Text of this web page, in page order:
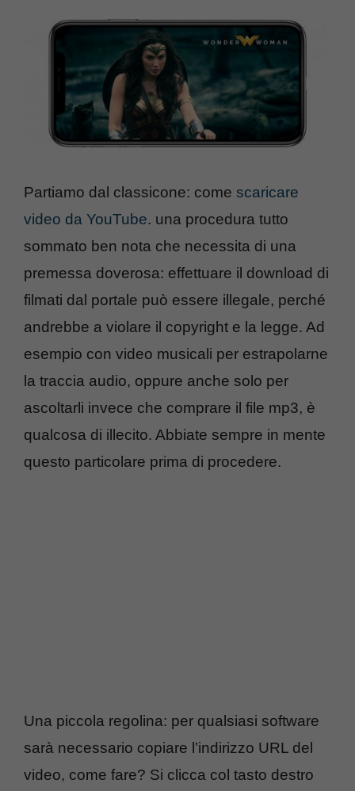
Partiamo dal classicone: come scaricare
video da YouTube. una procedura tutto
sommato ben nota che necessita di una
premessa doverosa: effettuare il download di
filmati dal portale può essere illegale, perché
andrebbe a violare il copyright e la legge. Ad
esempio con video musicali per estrapolarne
la traccia audio, oppure anche solo per
ascoltarli invece che comprare il file mp3, è
qualcosa di illecito. Abbiate sempre in mente
questo particolare prima di procedere.
Una piccola regolina: per qualsiasi software
sarà necessario copiare l’indirizzo URL del
video, come fare? Si clicca col tasto destro